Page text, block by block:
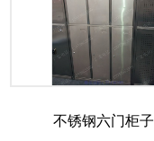
不锈钢六门柜子